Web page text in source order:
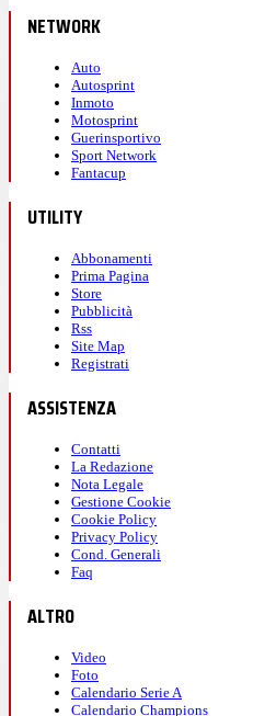
NETWORK
Auto
Autosprint
Inmoto
Motosprint
Guerinsportivo
Sport Network
Fantacup
UTILITY
Abbonamenti
Prima Pagina
Store
Pubblicità
Rss
Site Map
Registrati
ASSISTENZA
Contatti
La Redazione
Nota Legale
Gestione Cookie
Cookie Policy
Privacy Policy
Cond. Generali
Faq
ALTRO
Video
Foto
Calendario Serie A
Calendario Champions